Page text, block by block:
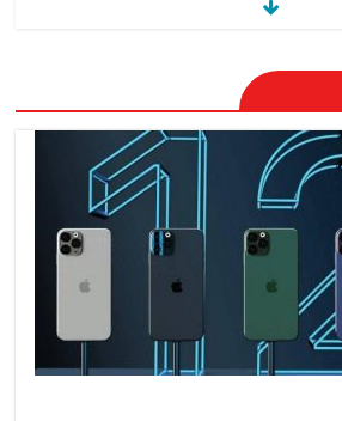
النزاهة تنفي مداهمة منزل شقيق
رئيس وزراء سابق في الكاظمية
رئيس حكومة إقليم كردستان مسرور
بارزاني ينفي ما يشاع عن وجود
عسكري أمريكي في بعض قواعد
الإقليم